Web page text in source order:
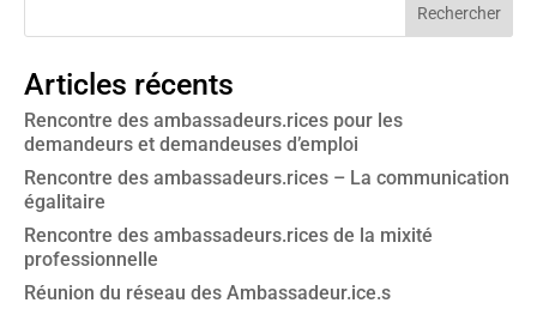
Articles récents
Rencontre des ambassadeurs.rices pour les
demandeurs et demandeuses d’emploi
Rencontre des ambassadeurs.rices – La communication
égalitaire
Rencontre des ambassadeurs.rices de la mixité
professionnelle
Réunion du réseau des Ambassadeur.ice.s